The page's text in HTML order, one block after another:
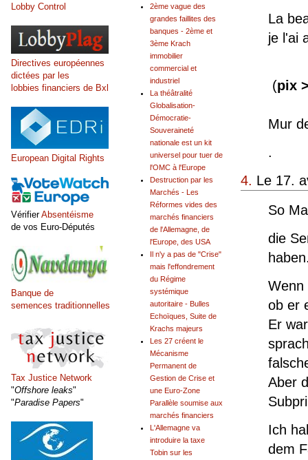
La
je l'ai
(pix
Mur
.
4. Le 17.
So
die
Wenn
ob er
Er
Aber
Ich
dem
2ème vague des
grandes faillites des
banques - 2ème et
3ème Krach
immobilier
commercial et
industriel
La théâtralité
Globalisation-
Démocratie-
Souveraineté
nationale est un kit
universel pour tuer de
l'OMC à l'Europe
Destruction par les
Marchés - Les
Réformes vides des
marchés financiers
de l'Allemagne, de
l'Europe, des USA
Il n'y a pas de "Crise"
mais l'effondrement
du Régime
systémique
autoritaire - Bulles
Echoïques, Suite de
Krachs majeurs
Les 27 créent le
Mécanisme
Permanent de
Gestion de Crise et
une Euro-Zone
Parallèle soumise aux
marchés financiers
L'Allemagne va
introduire la taxe
Tobin sur les
Lobby Control
Directives européennes
dictées par les
lobbies financiers de Bxl
European Digital Rights
VérifierAbsentéisme
de vos Euro-Députés
Banque de
semences traditionnelles
Tax Justice Network
"Offshore leaks"
"Paradise Papers"